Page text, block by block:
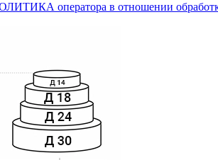
оператора в отношении